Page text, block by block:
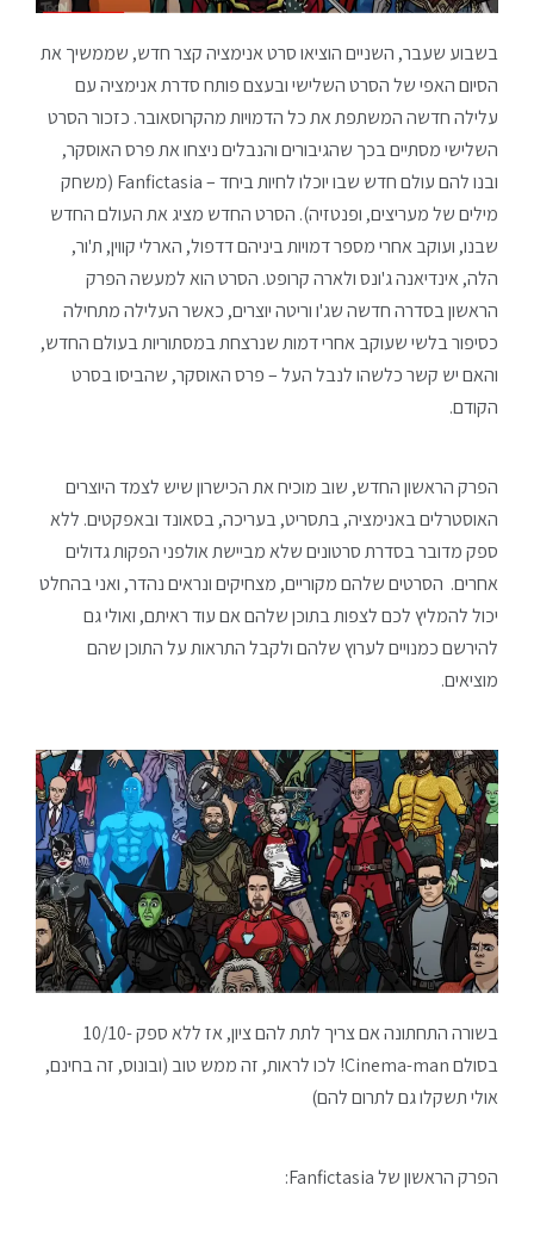
בשבוע שעבר, השניים הוציאו סרט אנימציה קצר חדש, שממשיך את
הסיום האפי של הסרט השלישי ובעצם פותח סדרת אנימציה עם
עלילה חדשה המשתפת את כל הדמויות מהקרוסאובר. כזכור הסרט
השלישי מסתיים בכך שהגיבורים והנבלים ניצחו את פרס האוסקר,
ובנו להם עולם חדש שבו יוכלו לחיות ביחד – Fanfictasia (משחק
מילים של מעריצים, ופנטזיה). הסרט החדש מציג את העולם החדש
שבנו, ועוקב אחרי מספר דמויות ביניהם דדפול, הארלי קווין, ת'ור,
הלה, אינדיאנה ג'ונס ולארה קרופט. הסרט הוא למעשה הפרק
הראשון בסדרה חדשה שג'ו וריטה יוצרים, כאשר העלילה מתחילה
כסיפור בלשי שעוקב אחרי דמות שנרצחת במסתוריות בעולם החדש,
והאם יש קשר כלשהו לנבל העל – פרס האוסקר, שהביסו בסרט
הקודם.
הפרק הראשון החדש, שוב מוכיח את הכישרון שיש לצמד היוצרים
האוסטרלים באנימציה, בתסריט, בעריכה, בסאונד ובאפקטים. ללא
ספק מדובר בסדרת סרטונים שלא מביישת אולפני הפקות גדולים
אחרים. הסרטים שלהם מקוריים, מצחיקים ונראים נהדר, ואני בהחלט
יכול להמליץ לכם לצפות בתוכן שלהם אם עוד ראיתם, ואולי גם
להירשם כמנויים לערוץ שלהם ולקבל התראות על התוכן שהם
מוציאים.
בשורה התחתונה אם צריך לתת להם ציון, אז ללא ספק -10/10
בסולם Cinema-man! לכו לראות, זה ממש טוב (ובונוס, זה בחינם,
אולי תשקלו גם לתרום להם)
הפרק הראשון של Fanfictasia: